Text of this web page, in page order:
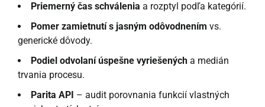
Priemerný čas schválenia a rozptyl podľa kategórií.
Pomer zamietnutí s jasným odôvodnením vs.
generické dôvody.
Podiel odvolaní úspešne vyriešených a medián
trvania procesu.
Parita API – audit porovnania funkcií vlastných